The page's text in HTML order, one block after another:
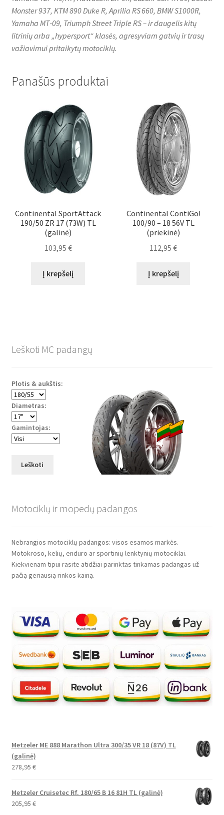
Monster 937, KTM 890 Duke R, Aprilia RS 660, BMW S1000R,
Yamaha MT‑09, Triumph Street Triple RS – ir daugelis kitų
litrinių arba „hypersport“ klasės, agresyviam gatvių ir trasų
važiavimui pritaikytų motociklų.
Panašūs produktai
Continental SportAttack
190/50 ZR 17 (73W) TL
(galinė)
103,95 €
Į krepšelį
Continental ContiGo!
100/90 – 18 56V TL
(priekinė)
112,95€
Į krepšelį
Leškoti MC padangų
Plotis & aukštis:
Diametras:
Gamintojas:
Leškoti
Motociklų ir mopedų padangos
Nebrangios motociklų padangos: visos esamos markės.
Motokroso, kelių, enduro ar sportinių lenktynių motociklai.
Kiekvienam tipui rasite atidžiai parinktas tinkamas padangas už
pačią geriausią rinkos kainą.
Metzeler ME 888 Marathon Ultra 300/35 VR 18 (87V) TL
(galinė)
278,95 €
Metzeler Cruisetec Rf. 180/65 B 16 81H TL (galinė)
205,95 €